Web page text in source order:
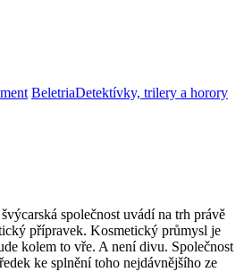
BeletriaDetektívky, trilery a horory
společnost uvádí na trh právě
přípravek. Kosmetický průmysl je
kolem to vře. A není divu. Společnost
ke splnění toho nejdávnějšího ze